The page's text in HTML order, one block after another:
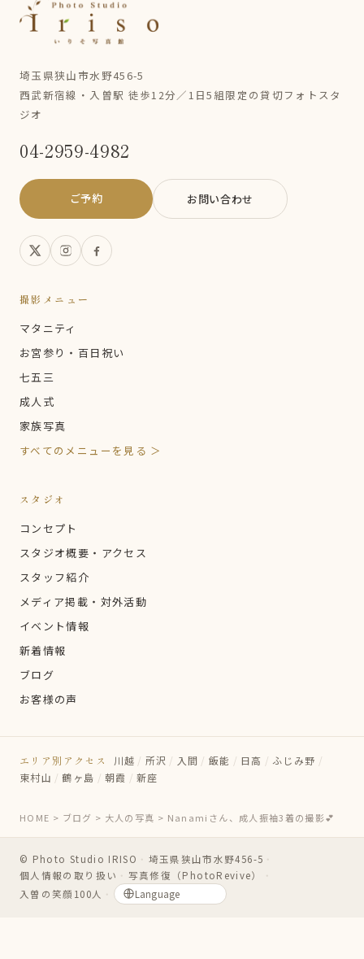
埼玉県狭山市水野456-5
西武新宿線・入曽駅 徒歩12分／1日5組限定の貸切フォトスタ
ジオ
04-2959-4982
ご予約 お問い合わせ
撮影メニュー
マタニティ
お宮参り・百日祝い
七五三
成人式
家族写真
すべてのメニューを見る ＞
スタジオ
コンセプト
スタジオ概要・アクセス
スタッフ紹介
メディア掲載・対外活動
イベント情報
新着情報
ブログ
お客様の声
エリア別アクセス 川越 / 所沢 / 入間 / 飯能 / 日高 / ふじみ野 /
東村山 / 鶴ヶ島 / 朝霞 / 新座
HOME > ブログ > 大人の写真 > Nanamiさん、成人振袖3着の撮影💕
© Photo Studio IRISO ・ 埼玉県狭山市水野456-5 ・
個人情報の取り扱い ・ 写真修復（PhotoRevive）
・
入曽の笑顔100人 ・